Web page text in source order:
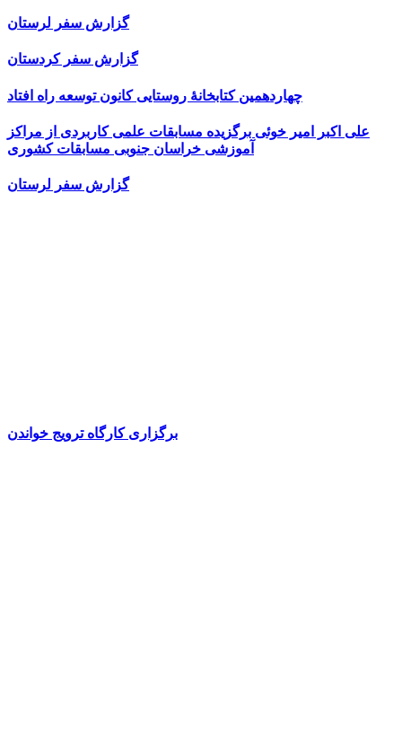
گزارش سفر لرستان
گزارش سفر کردستان
چهاردهمین کتابخانۀ روستایی کانون توسعه راه افتاد
علی اکبر امیر خوئی برگزیده مسابقات علمی کاربردی از مراکز
آموزشی خراسان جنوبی مسابقات کشوری
گزارش سفر لرستان
برگزاری کارگاه ترویج خواندن